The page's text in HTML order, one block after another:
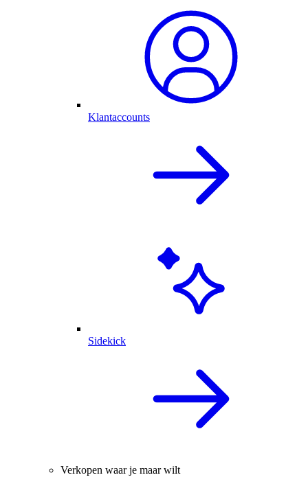
Klantaccounts
Sidekick
Verkopen waar je maar wilt